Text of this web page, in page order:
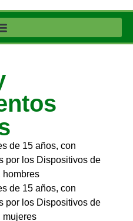
de 15 años, con
por los Dispositivos de
hombres
de 15 años, con
por los Dispositivos de
mujeres